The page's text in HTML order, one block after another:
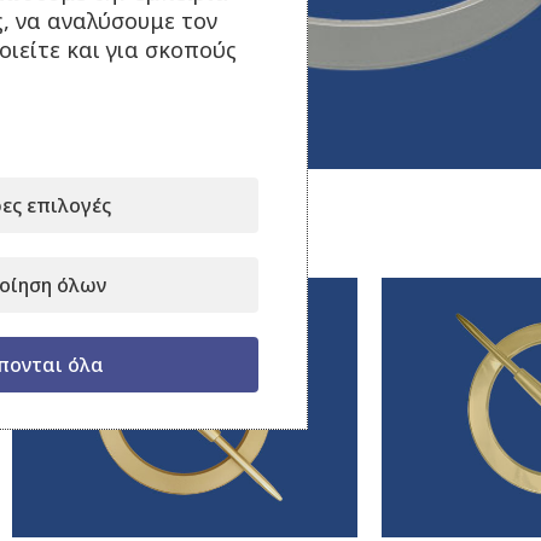
να αναλύσουμε τον
και για σκοπούς
επιλογές
όλων
όλα